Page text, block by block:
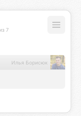
7
Илья Борисюк